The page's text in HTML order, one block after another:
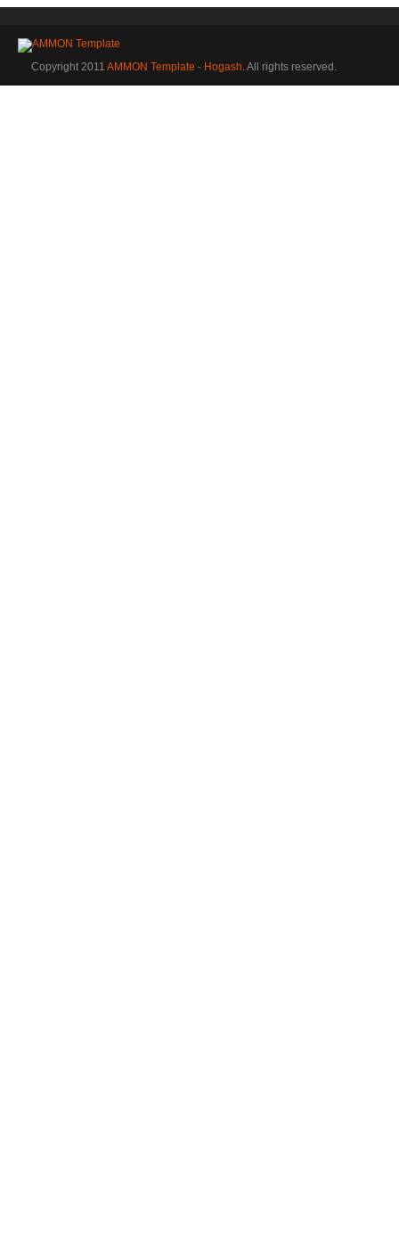
Copyright 2011 AMMON Template - Hogash. All rights reserved.